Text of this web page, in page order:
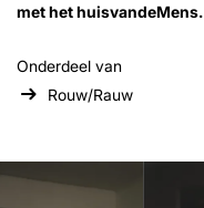
met het huisvandeMens.
Onderdeel van
Rouw/Rauw